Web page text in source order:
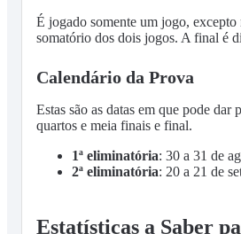
É jogado somente um jogo,
somatório dos dois jogos. A final é
Calendário da Prova
Estas são as datas em que pode
quartos e meia finais e final.
1ª eliminatória: 30 a 31 de
2ª eliminatória: 20 a 21 de
Estatísticas a Saber